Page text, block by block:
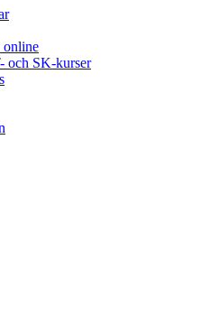
online
och SK-kurser